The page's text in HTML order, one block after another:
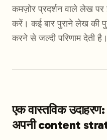
कमज़ोर प्रदर्शन वाले लेख पर
करें। कई बार पुराने लेख की
करने से जल्दी परिणाम देती है।
एक वास्तविक
अपनी content